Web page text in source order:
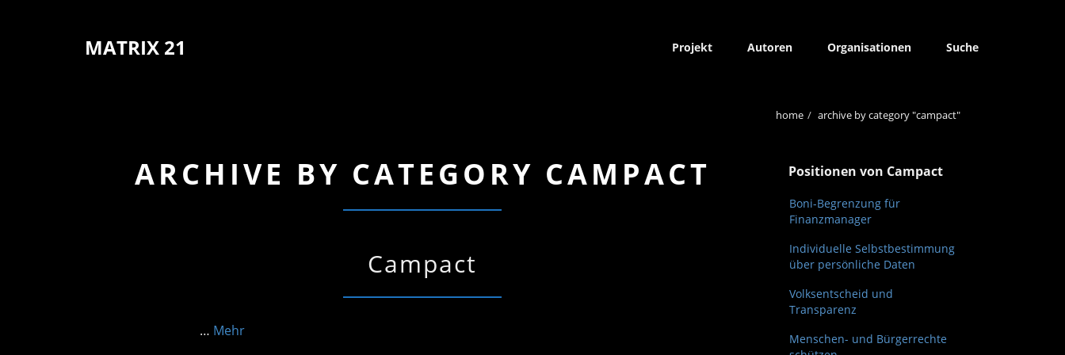
MATRIX 21 Projekt Autoren Organisationen Suche
home archive by category "campact"
ARCHIVE BY CATEGORY CAMPACT
Campact
… Mehr
Positionen von Campact
Boni-Begrenzung für
Finanzmanager
Individuelle Selbstbestimmung
über persönliche Daten
Volksentscheid und
Transparenz
Menschen- und Bürgerrechte